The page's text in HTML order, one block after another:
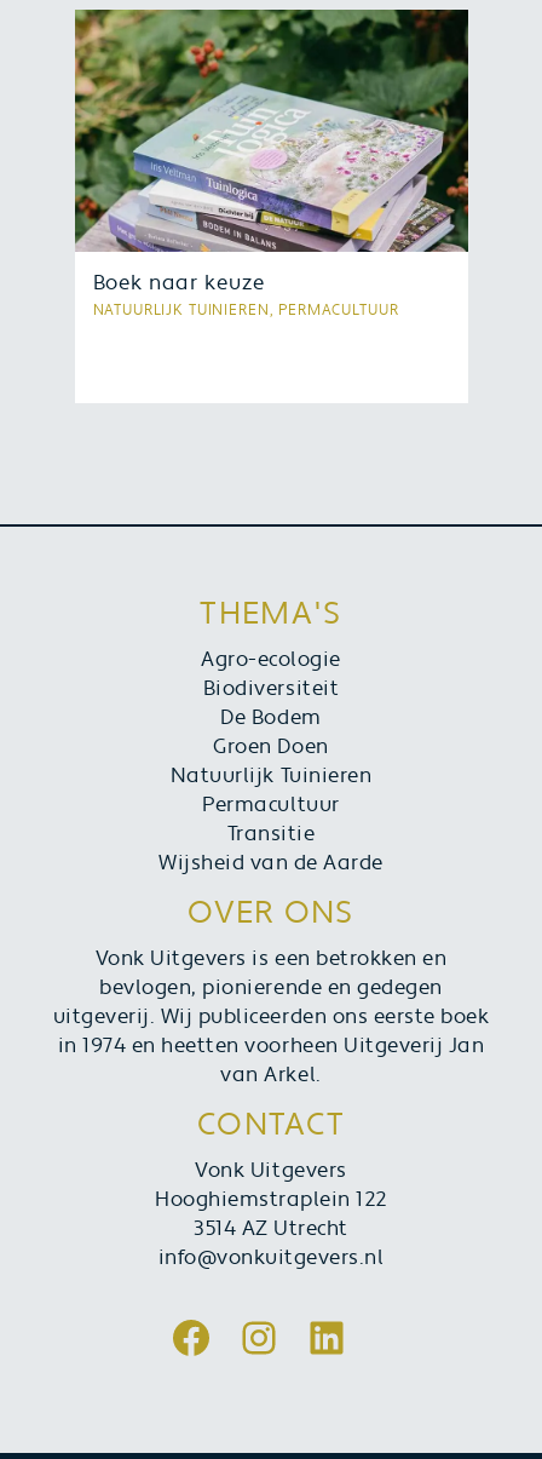
Boek naar keuze
NATUURLIJK TUINIEREN, PERMACULTUUR
maakt.
THEMA'S
Agro-ecologie
Biodiversiteit
De Bodem
Groen Doen
Natuurlijk Tuinieren
Permacultuur
Transitie
Wijsheid van de Aarde
OVER ONS
Vonk Uitgevers is een betrokken en
bevlogen, pionierende en gedegen
uitgeverij. Wij publiceerden ons eerste boek
in 1974 en heetten voorheen Uitgeverij Jan
van Arkel.
CONTACT
Vonk Uitgevers
Hooghiemstraplein 122
3514 AZ Utrecht
info@vonkuitgevers.nl
Facebook
Instagram
LinkedIn